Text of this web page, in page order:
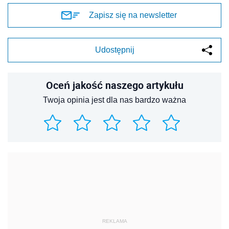
Zapisz się na newsletter
Udostępnij
Oceń jakość naszego artykułu
Twoja opinia jest dla nas bardzo ważna
REKLAMA